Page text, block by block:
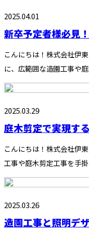
2025.04.01
新卒予定者様必見
こんにちは！株式会社伊
に、広範囲な造園工事や
2025.03.29
庭木剪定で実現す
こんにちは！株式会社伊
工事や庭木剪定工事を手
2025.03.26
造園工事と照明デ